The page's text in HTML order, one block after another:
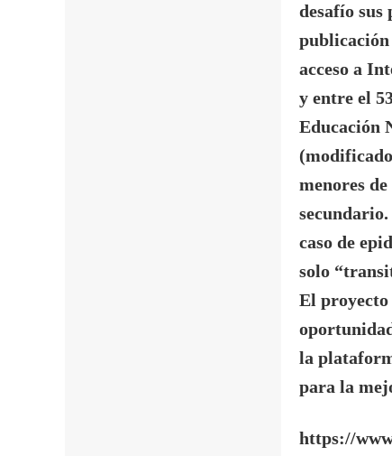
desafío sus
publicación
acceso a
y entre el
Educación
menores
secundario.
caso de
solo
El proyecto
la
para la
https://